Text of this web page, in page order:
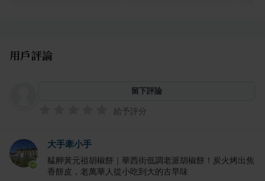
用戶評論
留下評論
給予評分
大手牽小手
艋舺黃元祖胡椒餅｜華西街低調老派胡椒餅！炭火烤出焦
香餅皮，老萬華人從小吃到大的古早味